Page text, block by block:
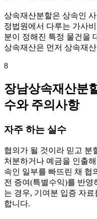
상속재산분할은 상속인
정법원에서 다루는 가사
분이 정해진 특정 물건을
상속재산은 먼저 상속재
8
장남상속재산분
수와 주의사항
자주 하는 실수
협의가 될 것이라 믿고 분
처분하거나 예금을 인출
속인 일부를 빠뜨린 채 협
전 증여(특별수익)를 반
는 경우, 기여분 입증 자
합니다.